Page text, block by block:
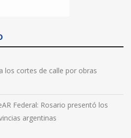
los cortes de calle por obras
Federal: Rosario presentó los
argentinas